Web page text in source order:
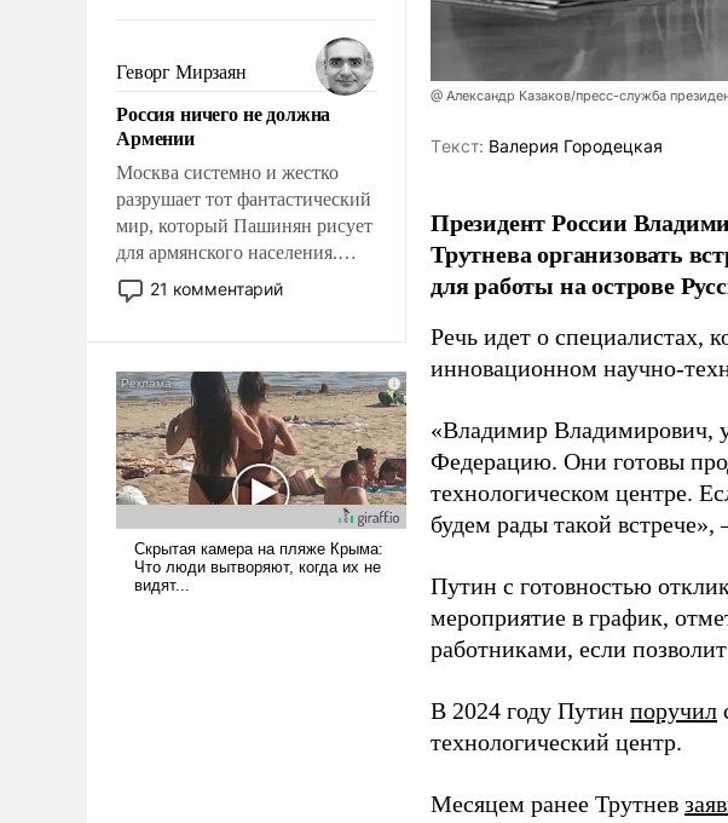
Сложившаяся ситуация
означает многолетний период
уязвимости США, например,
перед Китаем.
Геворг Мирзаян
Россия ничего не должна
Армении
Москва системно и жестко
разрушает тот фантастический
мир, который Пашинян рисует
для армянского населения.
Мир, где политические
прожекты будут безусловно
налогоплательщиков и где
Еревану за свои поступки не
нужно отвечать.
21 комментарий
@ Александр Казаков/пресс-служба
Tекст: Валерия Городецкая
Президент России
Трутнева организовать
для работы на острове
Речь идет о специалистах,
инновационном научно-
«Владимир Владимирович,
Федерацию. Они готовы
технологическом центре.
будем рады такой встрече»,
Путин с готовностью
мероприятие в график,
работниками, если
В 2024 году Путин поручил
технологический центр.
Месяцем ранее Трутнев